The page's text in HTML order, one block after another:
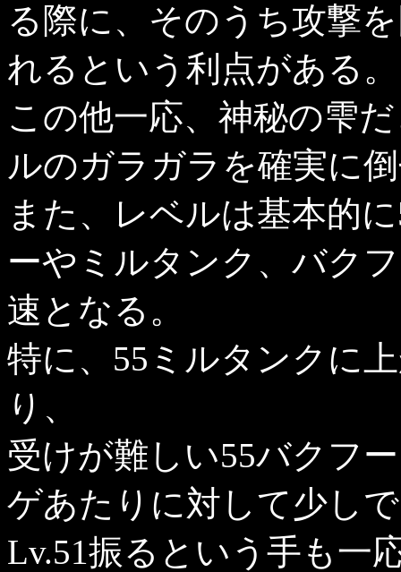
る際に、そのうち攻撃
れるという利点がある。
この他一応、神秘の雫
ルのガラガラを確実に
また、レベルは基本的
ーやミルタンク、バク
速となる。
特に、55ミルタンクに
り、
受けが難しい55バクフ
ゲあたりに対して少し
Lv.51振るという手も一